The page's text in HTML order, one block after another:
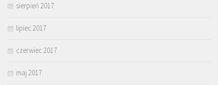
sierpień 2017
lipiec 2017
czerwiec 2017
maj 2017